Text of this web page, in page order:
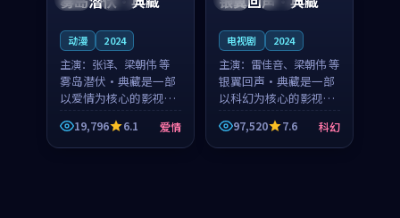
动漫 2024
主演： 张译、梁朝伟 等
雾岛潜伏·典藏是一部
以爱情为核心的影视作
品，围绕危机、反转与
人物成长展开，整体节
奏紧凑，值得推荐观
19,796 6.1 爱情
电视剧 2024
主演： 雷佳音、梁朝伟 等
银翼回声·典藏是一部
以科幻为核心的影视作
品，围绕危机、反转与
人物成长展开，整体节
奏紧凑，值得推荐观
97,520 7.6 科幻